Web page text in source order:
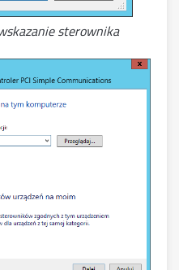
sterownika